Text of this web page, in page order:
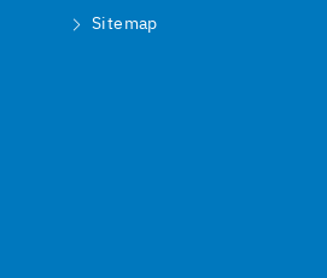
Sitemap